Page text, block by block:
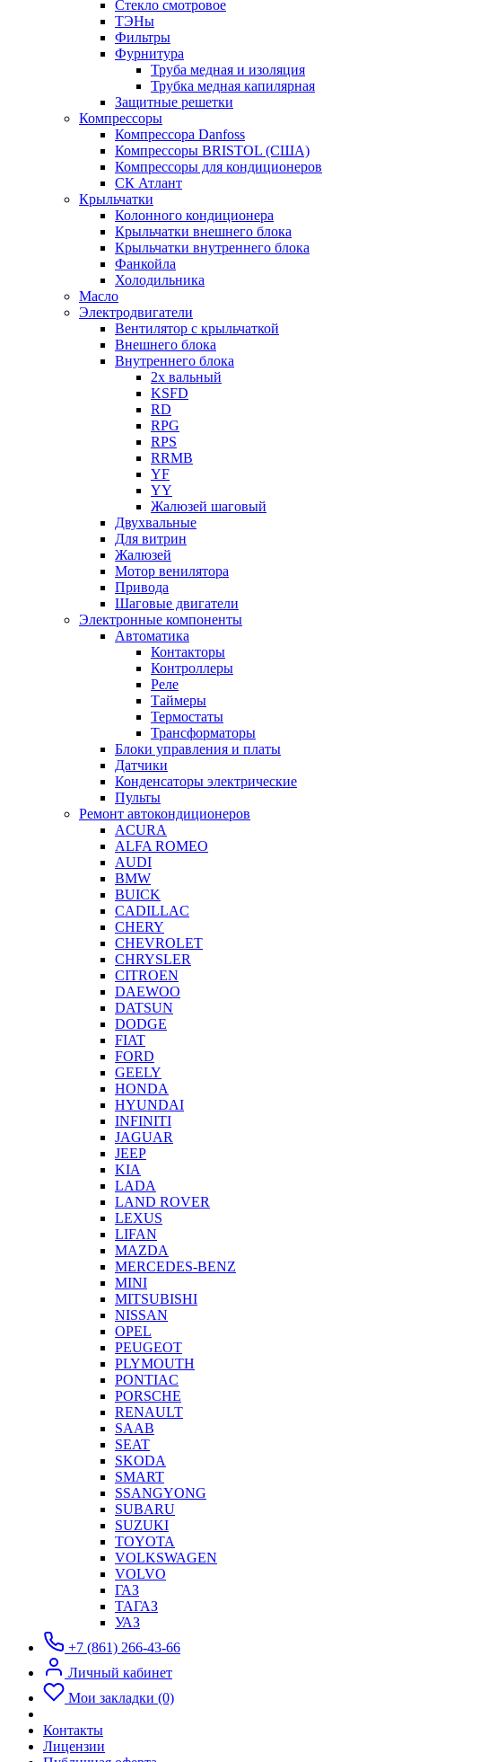
Стекло смотровое
ТЭНы
Фильтры
Фурнитура
Труба медная и изоляция
Трубка медная капилярная
Защитные решетки
Компрессоры
Компрессора Danfoss
Компрессоры BRISTOL (США)
Компрессоры для кондиционеров
СК Атлант
Крыльчатки
Колонного кондиционера
Крыльчатки внешнего блока
Крыльчатки внутреннего блока
Фанкойла
Холодильника
Масло
Электродвигатели
Вентилятор с крыльчаткой
Внешнего блока
Внутреннего блока
2х вальный
KSFD
RD
RPG
RPS
RRMB
YF
YY
Жалюзей шаговый
Двухвальные
Для витрин
Жалюзей
Мотор венилятора
Привода
Шаговые двигатели
Электронные компоненты
Автоматика
Контакторы
Контроллеры
Реле
Таймеры
Термостаты
Трансформаторы
Блоки управления и платы
Датчики
Конденсаторы электрические
Пульты
Ремонт автокондиционеров
ACURA
ALFA ROMEO
AUDI
BMW
BUICK
CADILLAC
CHERY
CHEVROLET
CHRYSLER
CITROEN
DAEWOO
DATSUN
DODGE
FIAT
FORD
GEELY
HONDA
HYUNDAI
INFINITI
JAGUAR
JEEP
KIA
LADA
LAND ROVER
LEXUS
LIFAN
MAZDA
MERCEDES-BENZ
MINI
MITSUBISHI
NISSAN
OPEL
PEUGEOT
PLYMOUTH
PONTIAC
PORSCHE
RENAULT
SAAB
SEAT
SKODA
SMART
SSANGYONG
SUBARU
SUZUKI
TOYOTA
VOLKSWAGEN
VOLVO
ГАЗ
ТАГАЗ
УАЗ
+7 (861) 266-43-66
Личный кабинет
Мои закладки (0)
Контакты
Лицензии